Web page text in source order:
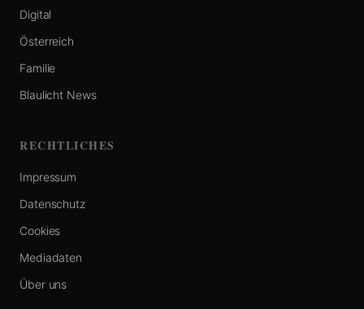
Digital
Österreich
Familie
Blaulicht News
RECHTLICHES
Impressum
Datenschutz
Cookies
Mediadaten
Über uns